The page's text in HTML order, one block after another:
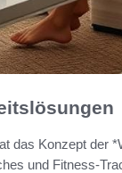
das Konzept der
und Fitness-